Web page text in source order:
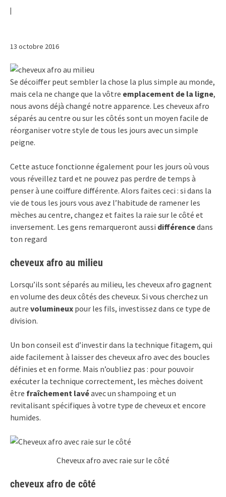
|
13 octobre 2016
Se décoiffer peut sembler la chose la plus simple au monde,
mais cela ne change que la vôtre emplacement de la ligne,
nous avons déjà changé notre apparence. Les cheveux afro
séparés au centre ou sur les côtés sont un moyen facile de
réorganiser votre style de tous les jours avec un simple
peigne.
Cette astuce fonctionne également pour les jours où vous
vous réveillez tard et ne pouvez pas perdre de temps à
penser à une coiffure différente. Alors faites ceci : si dans la
vie de tous les jours vous avez l’habitude de ramener les
mèches au centre, changez et faites la raie sur le côté et
inversement. Les gens remarqueront aussi différencedans
ton regard
cheveux afro au milieu
Lorsqu’ils sont séparés au milieu, les cheveux afro gagnent
en volume des deux côtés des cheveux. Si vous cherchez un
autre volumineux pour les fils, investissez dans ce type de
division.
Un bon conseil est d’investir dans la technique fitagem, qui
aide facilement à laisser des cheveux afro avec des boucles
définies et en forme. Mais n’oubliez pas : pour pouvoir
exécuter la technique correctement, les mèches doivent
être fraîchement lavéavec un shampoing et un
revitalisant spécifiques à votre type de cheveux et encore
humides.
Cheveux afro avec raie sur le côté
cheveux afro de côté